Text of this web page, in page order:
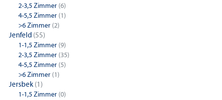
2-3,5 Zimmer (6)
4-5,5 Zimmer (1)
>6 Zimmer (2)
Jenfeld (55)
1-1,5 Zimmer (9)
2-3,5 Zimmer (35)
4-5,5 Zimmer (5)
>6 Zimmer (1)
Jersbek (1)
1-1,5 Zimmer (0)